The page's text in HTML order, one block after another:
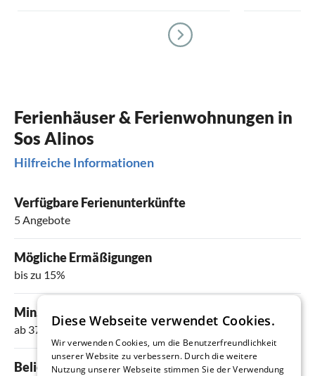
Ferienhäuser & Ferienwohnungen in
Sos Alinos
Hilfreiche Informationen
Verfügbare Ferienunterkünfte
5 Angebote
Mögliche Ermäßigungen
bis zu 15%
Min. Preis pro Nacht
ab 37 €
Beliebte Ausstattungsmerkmale
Diese Webseite verwendet Cookies.
Wir verwenden Cookies, um die Benutzerfreundlichkeit
unserer Website zu verbessern. Durch die weitere
Nutzung unserer Webseite stimmen Sie der Verwendung